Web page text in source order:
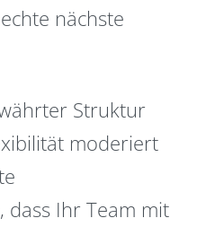
nächste
Struktur
moderiert
dass Ihr Team mit